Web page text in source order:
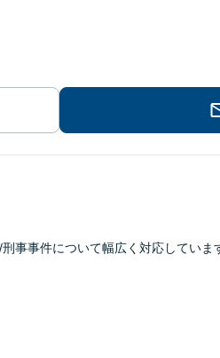
事事件について幅広く対応してい